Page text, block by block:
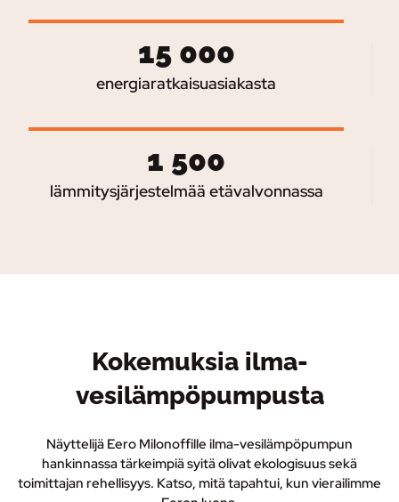
15 000
energiaratkaisuasiakasta
1 500
lämmitysjärjestelmää etävalvonnassa
Kokemuksia ilma-
vesilämpöpumpusta
Näyttelijä Eero Milonoffille ilma-vesilämpöpumpun
hankinnassa tärkeimpiä syitä olivat ekologisuus sekä
toimittajan rehellisyys. Katso, mitä tapahtui, kun vierailimme